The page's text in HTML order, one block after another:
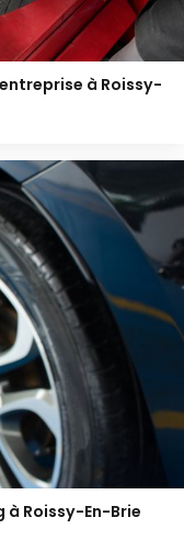
à Roissy-
Roissy-En-Brie